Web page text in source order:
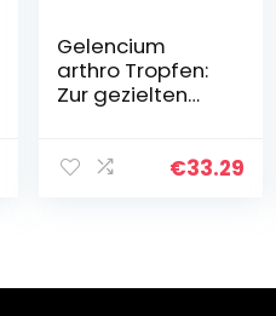
Gelencium
arthro Tropfen:
Zur gezielten
Arthrose, 50 ml
€33.29